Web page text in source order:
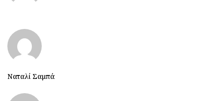
Ναταλί Σαμπά